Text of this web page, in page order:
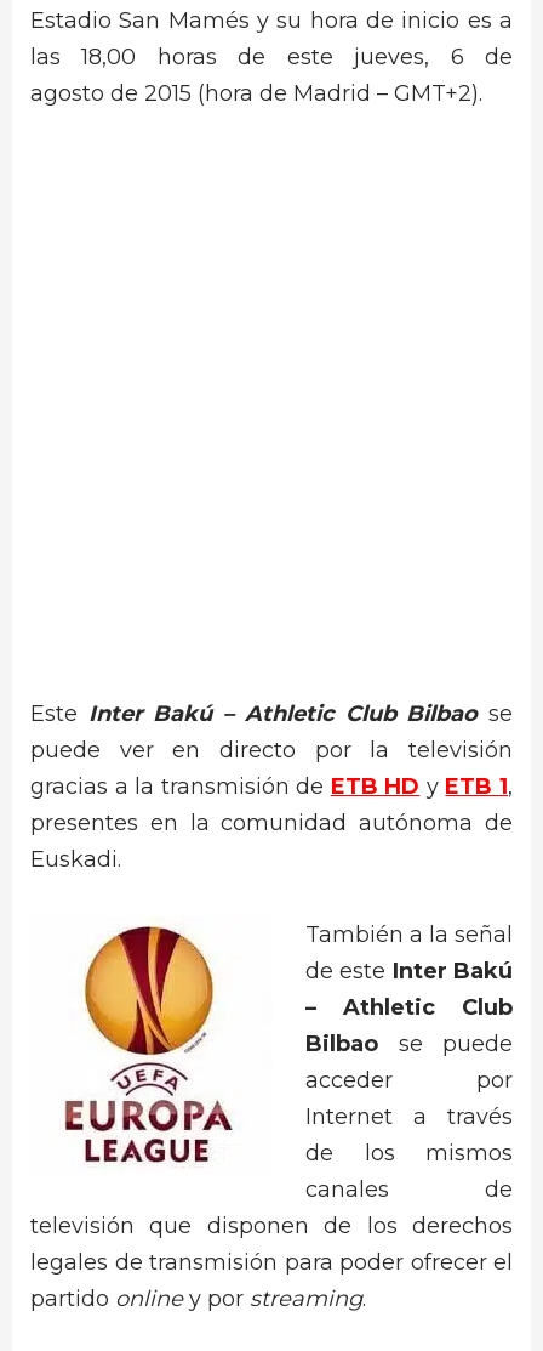
Estadio San Mamés y su hora de inicio es a
las 18,00 horas de este jueves, 6 de
agosto de 2015 (hora de Madrid – GMT+2).
Este Inter Bakú – Athletic Club Bilbao se
puede ver en directo por la televisión
gracias a la transmisión de ETB HD y ETB 1,
presentes en la comunidad autónoma de
Euskadi.
También a la señal
de este Inter Bakú
– Athletic Club
Bilbao se puede
acceder por
Internet a través
de los mismos
canales de
televisión que disponen de los derechos
legales de transmisión para poder ofrecer el
partido onliney por streaming.